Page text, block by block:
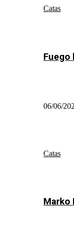
Catas
Fuego
06/06/
Catas
Marko